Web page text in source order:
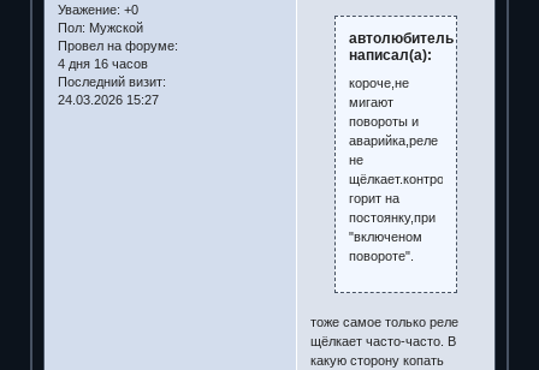
Уважение: +0
Пол: Мужской
Провел на форуме:
4 дня 16 часов
Последний визит:
24.03.2026 15:27
автолюбитель
написал(а):
короче,не
мигают
повороты и
аварийка,реле
не
щёлкает.контролька
горит на
постоянку,при
"включеном
повороте".
тоже самое только реле
щёлкает часто-часто. В
какую сторону копать